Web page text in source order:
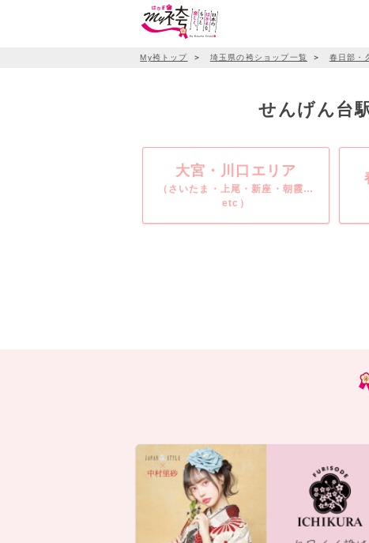
My袴トップ ＞ 埼玉県の袴ショップ一覧 ＞ 春日部・
せんげん台
大宮・川口エリア
（さいたま・上尾・新座・朝霞…
etc）